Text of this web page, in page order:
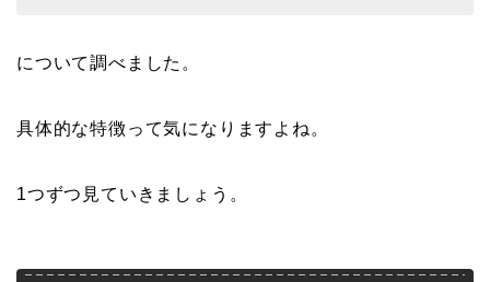
について調べました。
具体的な特徴って気になりますよね。
1つずつ見ていきましょう。